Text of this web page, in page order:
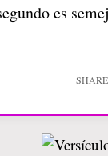
es